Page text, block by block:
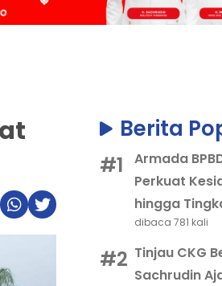
Berita
#1
Armada
Perkuat
hingga
dibaca 781 kali
#2 Tinjau CKG
Sachrudin